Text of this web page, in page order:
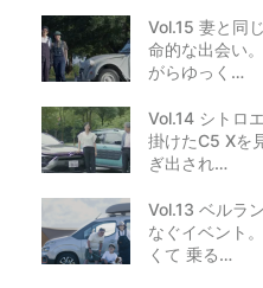
Vol.15 妻と同
命的な出会い
がらゆっく…
Vol.14 シトロ
掛けたC5 Xを
ぎ出され…
Vol.13 ベルラ
なぐイベント
くて 乗る…